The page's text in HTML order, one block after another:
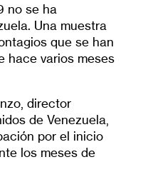
no se ha
Una muestra
que se han
hace varios meses
director
de Venezuela,
por el inicio
los meses de